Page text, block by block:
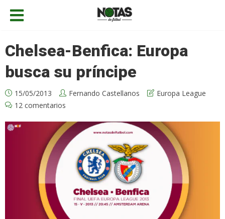
Chelsea-Benfica: Europa
busca su príncipe
15/05/2013 Fernando Castellanos
Europa League
12 comentarios